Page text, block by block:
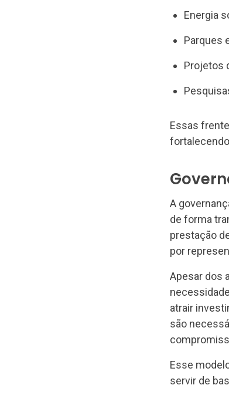
Energia
Parques
Projetos
Essas
A
de forma
prestação
por
Apesar dos
atrair
são
Esse
servir de